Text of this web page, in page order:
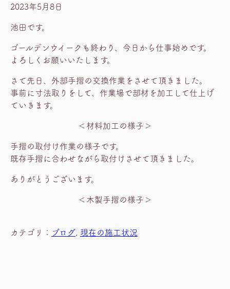
2023年5月8日
池田です。
ゴールデンウイークも終わり、今日から仕事始めです。
よろしくお願いいたします。
さて先日、外部手摺の交換作業をさせて頂きました。
事前に寸法取りをして、作業場で部材を加工して仕上げ
ていきます。
＜材料加工の様子＞
手摺の取付け作業の様子です。
既存手摺に合わせながら取付けさせて頂きました。
ありがとうございます。
＜木製手摺の様子＞
カテゴリ： ブログ, 現在の施工状況